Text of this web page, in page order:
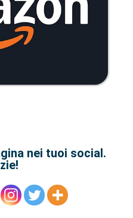
nei tuoi social.